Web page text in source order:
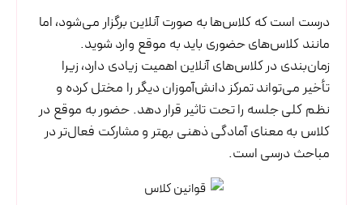
درست است که کلاس‌ها به صورت آنلاین برگزار می‌شود، اما
مانند کلاس‌های حضوری باید به موقع وارد شوید.
زمان‌بندی در کلاس‌های آنلاین اهمیت زیادی دارد، زیرا
تأخیر می‌تواند تمرکز دانش‌آموزان دیگر را مختل کرده و
نظم کلی جلسه را تحت تاثیر قرار دهد. حضور به موقع در
کلاس به معنای آمادگی ذهنی بهتر و مشارکت فعال‌تر در
مباحث درسی است.